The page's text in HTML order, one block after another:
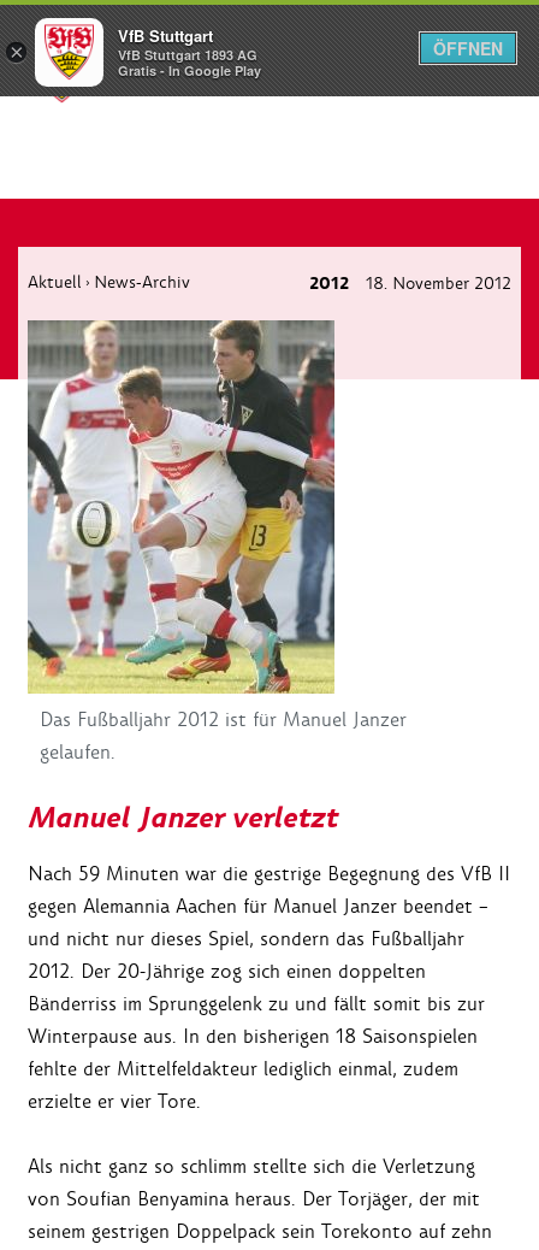
Menü
Aktuell › News-Archiv 2012 18. November 2012
Das Fußballjahr 2012 ist für Manuel Janzer
gelaufen.
Manuel Janzer verletzt
Nach 59 Minuten war die gestrige Begegnung des VfB II
gegen Alemannia Aachen für Manuel Janzer beendet –
und nicht nur dieses Spiel, sondern das Fußballjahr
2012. Der 20-Jährige zog sich einen doppelten
Bänderriss im Sprunggelenk zu und fällt somit bis zur
Winterpause aus. In den bisherigen 18 Saisonspielen
fehlte der Mittelfeldakteur lediglich einmal, zudem
erzielte er vier Tore.
Als nicht ganz so schlimm stellte sich die Verletzung
von Soufian Benyamina heraus. Der Torjäger, der mit
seinem gestrigen Doppelpack sein Torekonto auf zehn
×
VfB Stuttgart
VfB Stuttgart 1893 AG
Gratis - In Google Play
ÖFFNEN